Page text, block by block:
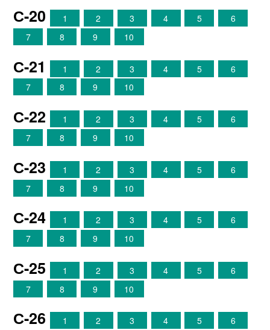
С-20 1 2 3 4 5
6
7
8 9 10
С-21 1 2 3 4 5
6
7
8 9 10
С-22 1 2 3 4 5
6
7
8 9 10
С-23 1 2 3 4 5
6
7
8 9 10
С-24 1 2 3 4 5
6
7
8 9 10
С-25 1 2 3 4 5
6
7
8 9 10
С-26 1 2 3 4 5
6